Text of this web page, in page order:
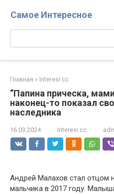
Самое Интересное
Поиск:
Главная » Interesi.cc
“Папина прическа,
наконец-то показал
наследника
16.03.2024 Interesi.cc
Андрей Малахов стал отцом
мальчика в 2017 году.